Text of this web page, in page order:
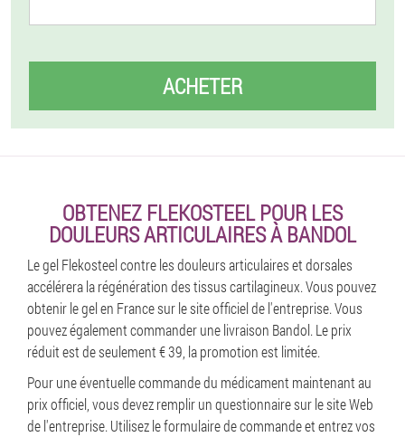
ACHETER
OBTENEZ FLEKOSTEEL POUR LES
DOULEURS ARTICULAIRES À BANDOL
Le gel Flekosteel contre les douleurs articulaires et dorsales
accélérera la régénération des tissus cartilagineux. Vous pouvez
obtenir le gel en France sur le site officiel de l'entreprise. Vous
pouvez également commander une livraison Bandol. Le prix
réduit est de seulement € 39, la promotion est limitée.
Pour une éventuelle commande du médicament maintenant au
prix officiel, vous devez remplir un questionnaire sur le site Web
de l'entreprise. Utilisez le formulaire de commande et entrez vos